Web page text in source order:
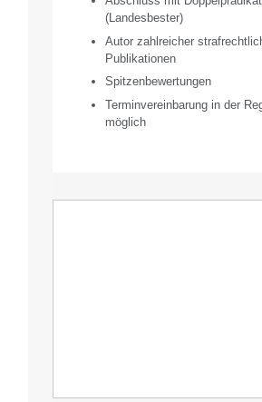
(Landesbester)
Autor zahlreicher
Publikationen
Spitzenbewertungen
Terminvereinbarung in der
möglich